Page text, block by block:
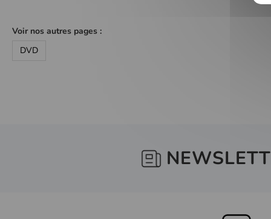
Voir nos autres pages :
DVD